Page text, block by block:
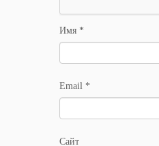
Имя *
Email *
Сайт